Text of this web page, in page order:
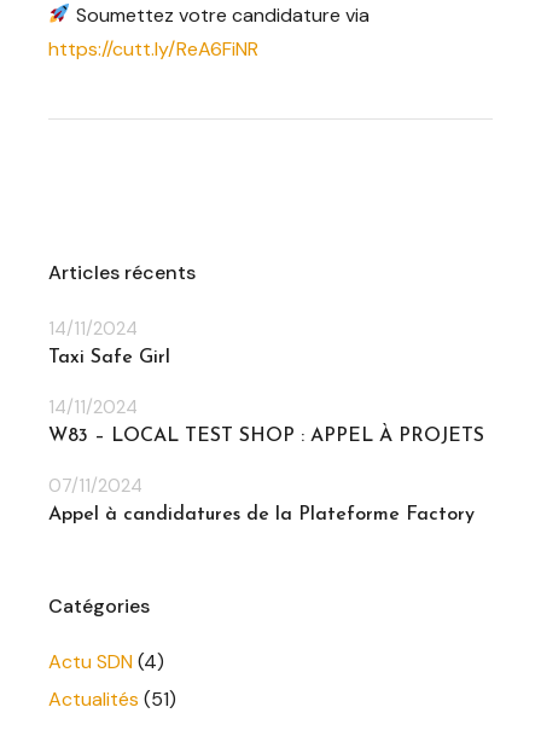
Soumettez votre candidature via
https://cutt.ly/ReA6FiNR
Articles récents
Taxi Safe Girl
14/11/2024
W83 – LOCAL TEST SHOP : APPEL À PROJETS
14/11/2024
Appel à candidatures de la Plateforme Factory
07/11/2024
Catégories
Actu SDN(4)
Actualités (51)